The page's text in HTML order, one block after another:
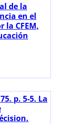
de la
en el
la CFEM,
p. 5-5. La